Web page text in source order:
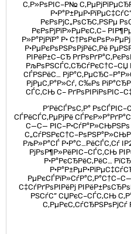
С‚Р»РѕРІС–Р№
РєРѕРјС„РѕСЂС‚РЅРµ
РєРѕРјРїР»РµРєС‚С–
Р»Р°РјРїР° Р·
Р·РµРєРѕРЅРѕРјРёС‚Рё
РІРёР±С–СЂ
РљРѕРЅСЃС‚СЂСѓРєС†С–СЏ
СЃРЅРёС…
РјРµС‚Р°Р»Сѓ, С‰Рѕ
СЃС‚СЊ С–
Р’РёСЃРѕС‚Р°
СЃРёСЃС‚РµРјРё
С—С— РІС–Р·СѓР°Р»СЊРЅРѕ
РљР»Р°СЃ Р·Р°С…РёСЃС‚Сѓ
РјРѕР¶Р»РёРІС–СЃС‚СЊ
Р·Р°РєСЂРёС‚РёС…
С‡СѓРґРѕРІРёРј
РЅСѓС” СЏРєС–СЃС‚СЊ